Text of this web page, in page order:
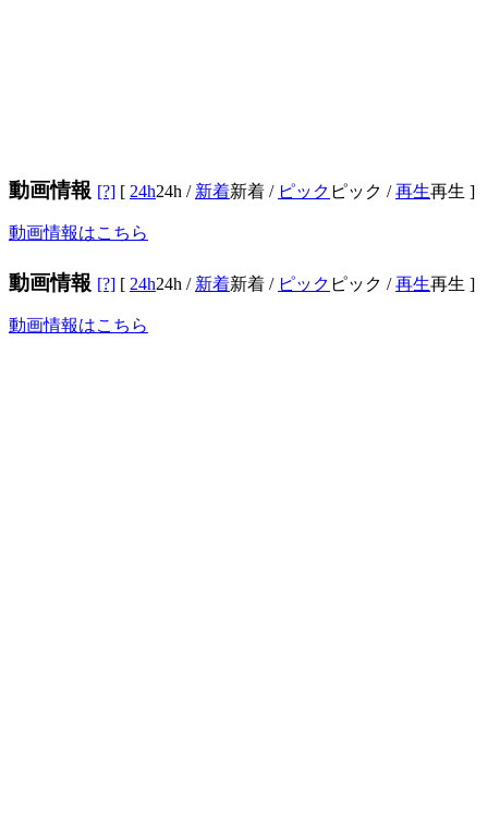
動画情報 [?] [ 24h24h / 新着新着 / ピック ピック /再生再生 ]
動画情報はこちら
動画情報 [?] [ 24h24h / 新着新着 / ピック ピック /再生再生 ]
動画情報はこちら